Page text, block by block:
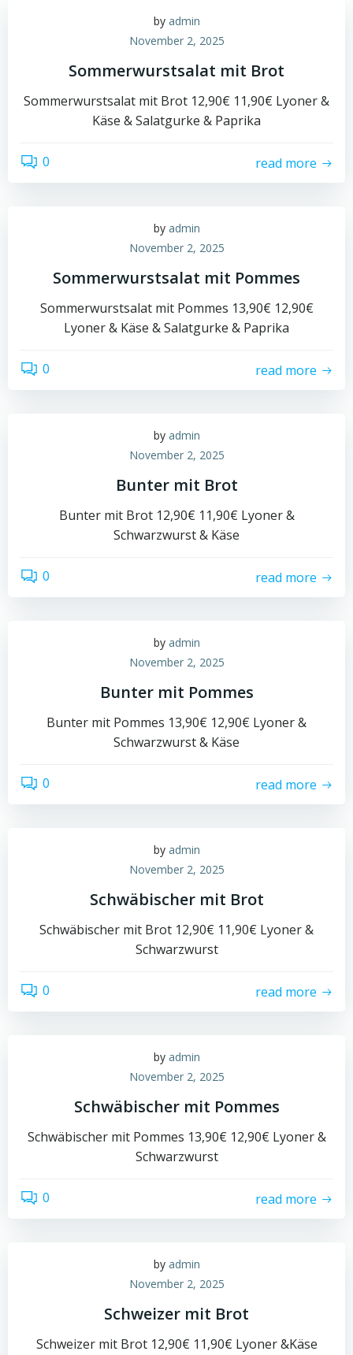
by admin
November 2, 2025
Sommerwurstsalat mit Brot
Sommerwurstsalat mit Brot 12,90€ 11,90€ Lyoner &
Käse & Salatgurke & Paprika
0 read more
by admin
November 2, 2025
Sommerwurstsalat mit Pommes
Sommerwurstsalat mit Pommes 13,90€ 12,90€
Lyoner & Käse & Salatgurke & Paprika
0 read more
by admin
November 2, 2025
Bunter mit Brot
Bunter mit Brot 12,90€ 11,90€ Lyoner &
Schwarzwurst & Käse
0 read more
by admin
November 2, 2025
Bunter mit Pommes
Bunter mit Pommes 13,90€ 12,90€ Lyoner &
Schwarzwurst & Käse
0 read more
by admin
November 2, 2025
Schwäbischer mit Brot
Schwäbischer mit Brot 12,90€ 11,90€ Lyoner &
Schwarzwurst
0 read more
by admin
November 2, 2025
Schwäbischer mit Pommes
Schwäbischer mit Pommes 13,90€ 12,90€ Lyoner &
Schwarzwurst
0 read more
by admin
November 2, 2025
Schweizer mit Brot
Schweizer mit Brot 12,90€ 11,90€ Lyoner &Käse